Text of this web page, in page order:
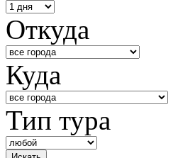
Откуда
Куда
Тип тура